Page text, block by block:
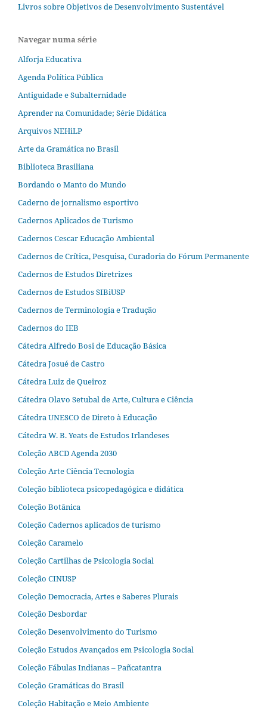
Livros sobre Objetivos de Desenvolvimento Sustentável
Navegar numa série
Alforja Educativa
Agenda Política Pública
Antiguidade e Subalternidade
Aprender na Comunidade; Série Didática
Arquivos NEHiLP
Arte da Gramática no Brasil
Biblioteca Brasiliana
Bordando o Manto do Mundo
Caderno de jornalismo esportivo
Cadernos Aplicados de Turismo
Cadernos Cescar Educação Ambiental
Cadernos de Crítica, Pesquisa, Curadoria do Fórum Permanente
Cadernos de Estudos Diretrizes
Cadernos de Estudos SIBiUSP
Cadernos de Terminologia e Tradução
Cadernos do IEB
Cátedra Alfredo Bosi de Educação Básica
Cátedra Josué de Castro
Cátedra Luiz de Queiroz
Cátedra Olavo Setubal de Arte, Cultura e Ciência
Cátedra UNESCO de Direto à Educação
Cátedra W. B. Yeats de Estudos Irlandeses
Coleção ABCD Agenda 2030
Coleção Arte Ciência Tecnologia
Coleção biblioteca psicopedagógica e didática
Coleção Botânica
Coleção Cadernos aplicados de turismo
Coleção Caramelo
Coleção Cartilhas de Psicologia Social
Coleção CINUSP
Coleção Democracia, Artes e Saberes Plurais
Coleção Desbordar
Coleção Desenvolvimento do Turismo
Coleção Estudos Avançados em Psicologia Social
Coleção Fábulas Indianas – Pañcatantra
Coleção Gramáticas do Brasil
Coleção Habitação e Meio Ambiente